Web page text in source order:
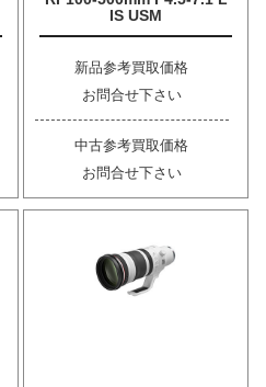
IS USM
新品参考買取価格
お問合せ下さい
中古参考買取価格
お問合せ下さい